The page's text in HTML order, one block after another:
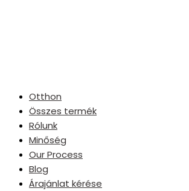
Otthon
Összes termék
Rólunk
Minőség
Our Process
Blog
Árajánlat kérése